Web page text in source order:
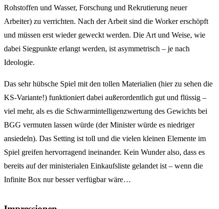
Rohstoffen und Wasser, Forschung und Rekrutierung neuer
Arbeiter) zu verrichten. Nach der Arbeit sind die Worker erschöpft
und müssen erst wieder geweckt werden. Die Art und Weise, wie
dabei Siegpunkte erlangt werden, ist asymmetrisch – je nach
Ideologie.
Das sehr hübsche Spiel mit den tollen Materialien (hier zu sehen die
KS-Variante!) funktioniert dabei außerordentlich gut und flüssig –
viel mehr, als es die Schwarmintelligenzwertung des Gewichts bei
BGG vermuten lassen würde (der Minister würde es niedriger
ansiedeln). Das Setting ist toll und die vielen kleinen Elemente im
Spiel greifen hervorragend ineinander. Kein Wunder also, dass es
bereits auf der ministerialen Einkaufsliste gelandet ist – wenn die
Infinite Box nur besser verfügbar wäre…